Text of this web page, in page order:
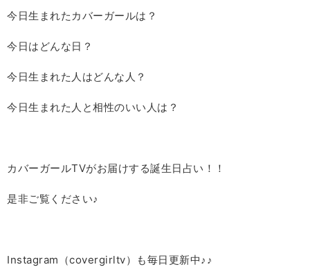
今日生まれたカバーガールは？
今日はどんな日？
今日生まれた人はどんな人？
今日生まれた人と相性のいい人は？
カバーガールTVがお届けする誕生日占い！！
是非ご覧ください♪
Instagram（covergirltv）も毎日更新中♪♪